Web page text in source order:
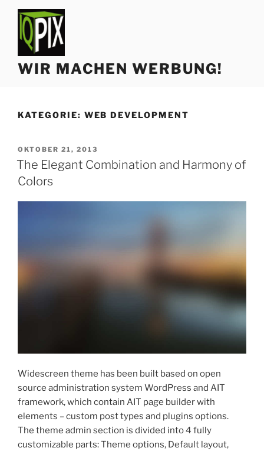
Zum
Inhalt
springen
WIR MACHEN WERBUNG!
KATEGORIE: WEB DEVELOPMENT
VERÖFFENTLICHT
AM
OKTOBER 21, 2013
The Elegant Combination and Harmony of
Colors
Widescreen theme has been built based on open
source administration system WordPress and AIT
framework, which contain AIT page builder with
elements – custom post types and plugins options.
The theme admin section is divided into 4 fully
customizable parts: Theme options, Default layout,